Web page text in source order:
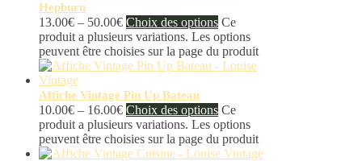
Hepburn
13.00€ – 50.00€ Choix des options Ce
produit a plusieurs variations. Les options
peuvent être choisies sur la page du produit
Affiche Vintage Pin Up Bateau
10.00€ – 16.00€ Choix des options Ce
produit a plusieurs variations. Les options
peuvent être choisies sur la page du produit